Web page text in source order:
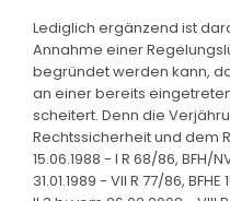
Lediglich ergänzend ist
Annahme einer
begründet werden kann,
an einer bereits
scheitert. Denn die
Rechtssicherheit und dem
15.06.1988 - I R 68/86, BFH/
31.01.1989 - VII R 77/86,